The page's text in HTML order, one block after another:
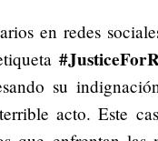
en redes
su
acto. Este